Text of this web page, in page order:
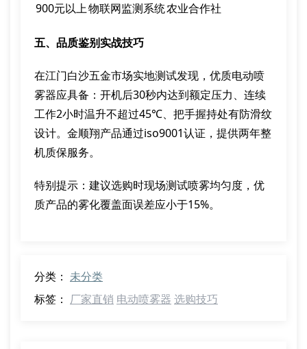
900元以上物联网监测系统农业合作社
五、品质鉴别实战技巧
在江门白沙五金市场实地测试发现，优质电动喷
雾器应具备：开机后30秒内达到额定压力、连续
工作2小时温升不超过45℃、把手握持处有防滑纹
设计。金顺翔产品通过iso9001认证，提供两年整
机质保服务。
特别提示：建议选购时现场测试喷雾均匀度，优
质产品的雾化覆盖面误差应小于15%。
分类： 未分类
标签： 厂家直销 电动喷雾器 选购技巧